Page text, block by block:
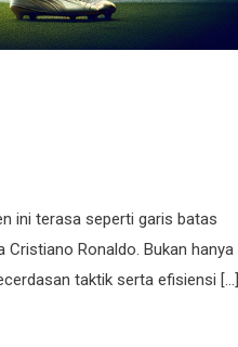
ini terasa seperti garis batas
Ronaldo. Bukan hanya
taktik serta efisiensi […]